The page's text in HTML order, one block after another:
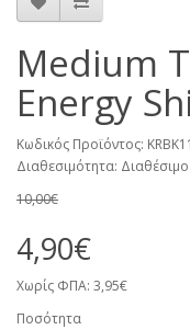
Medium
Energy
Κωδικός Προϊόντος:
Διαθεσιμότητα: Διαθέσιμο
10,00€
4,90€
Χωρίς ΦΠΑ: 3,95€
Ποσότητα